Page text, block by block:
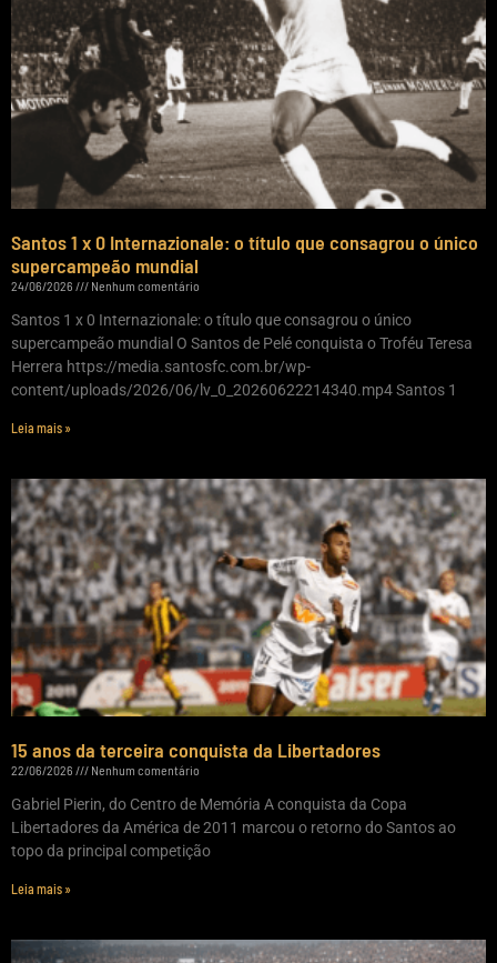
Santos 1 x 0 Internazionale: o título que consagrou o único
supercampeão mundial
24/06/2026 Nenhum comentário
Santos 1 x 0 Internazionale: o título que consagrou o único
supercampeão mundial O Santos de Pelé conquista o Troféu Teresa
Herrera https://media.santosfc.com.br/wp-
content/uploads/2026/06/lv_0_20260622214340.mp4 Santos 1
Leia mais »
15 anos da terceira conquista da Libertadores
22/06/2026 Nenhum comentário
Gabriel Pierin, do Centro de Memória A conquista da Copa
Libertadores da América de 2011 marcou o retorno do Santos ao
topo da principal competição
Leia mais »